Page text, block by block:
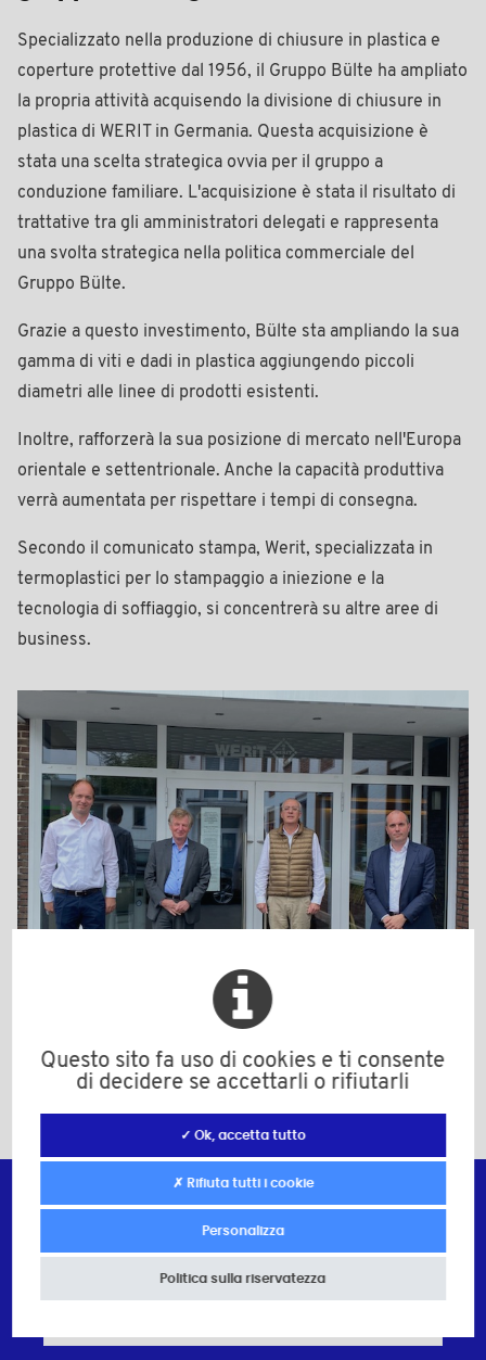
Specializzato nella produzione di chiusure in plastica e
coperture protettive dal 1956, il Gruppo Bülte ha ampliato
la propria attività acquisendo la divisione di chiusure in
plastica di WERIT in Germania. Questa acquisizione è
stata una scelta strategica ovvia per il gruppo a
conduzione familiare. L'acquisizione è stata il risultato di
trattative tra gli amministratori delegati e rappresenta
una svolta strategica nella politica commerciale del
Gruppo Bülte.
Grazie a questo investimento, Bülte sta ampliando la sua
gamma di viti e dadi in plastica aggiungendo piccoli
diametri alle linee di prodotti esistenti.
Inoltre, rafforzerà la sua posizione di mercato nell'Europa
orientale e settentrionale. Anche la capacità produttiva
verrà aumentata per rispettare i tempi di consegna.
Secondo il comunicato stampa, Werit, specializzata in
termoplastici per lo stampaggio a iniezione e la
tecnologia di soffiaggio, si concentrerà su altre aree di
business.
Condividilo su
Abbonamento alla newsletter
Questo sito fa uso di cookies e ti consente
di decidere se accettarli o rifiutarli
✓ Ok, accetta tutto
✗ Rifiuta tutti i cookie
Personalizza
Politica sulla riservatezza